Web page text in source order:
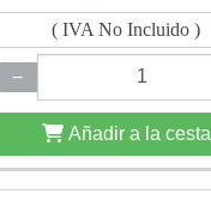
( IVA No Incluido )
−
Añadir a la cesta